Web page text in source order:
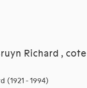
Richard , cote
(1921 - 1994)